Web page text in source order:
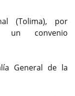
(Tolima), por
un convenio
General de la